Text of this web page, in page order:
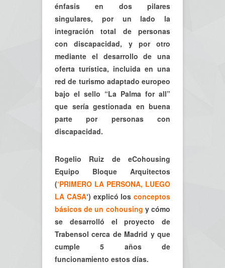
énfasis en dos pilares
singulares, por un lado la
integración total de personas
con discapacidad, y por otro
mediante el desarrollo de una
oferta turística, incluida en una
red de turismo adaptado europeo
bajo el sello “La Palma for all”
que sería gestionada en buena
parte por personas con
discapacidad.
Rogelio Ruiz de eCohousing
Equipo Bloque Arquitectos
(‘PRIMERO LA PERSONA, LUEGO
LA CASA‘) explicó los conceptos
básicos de un cohousing y cómo
se desarrolló el proyecto de
Trabensol cerca de Madrid y que
cumple 5 años de
funcionamiento estos días.